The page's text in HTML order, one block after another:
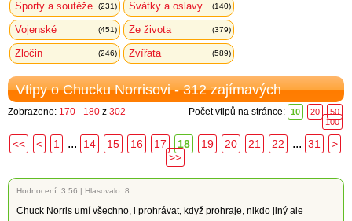
Sporty a soutěže (231) Svátky a oslavy (140)
Vojenské (451) Ze života (379)
Zločin (246) Zvířata (589)
Vtipy o Chucku Norrisovi - 312 zajímavých
Zobrazeno: 170 - 180 z 302 Počet vtipů na stránce: 10 20
50
100
<< < 1 ... 14 15 16 17 18 19 20 21 22 ... 31
>
>>
Hodnocení: 3.56 | Hlasovalo: 8
Chuck Norris umí všechno, i prohrávat, když prohraje, nikdo jiný ale